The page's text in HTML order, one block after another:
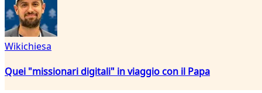
Wikichiesa
Quei "missionari digitali" in viaggio con il Papa